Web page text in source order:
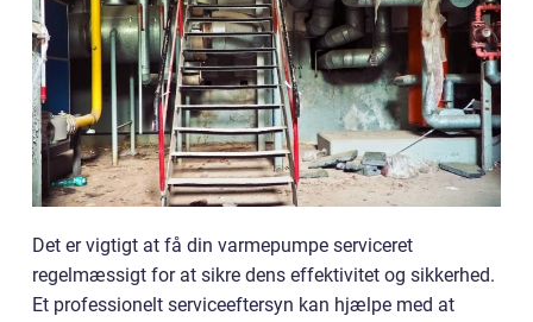
Det er vigtigt at få din varmepumpe serviceret
regelmæssigt for at sikre dens effektivitet og sikkerhed.
Et professionelt serviceeftersyn kan hjælpe med at